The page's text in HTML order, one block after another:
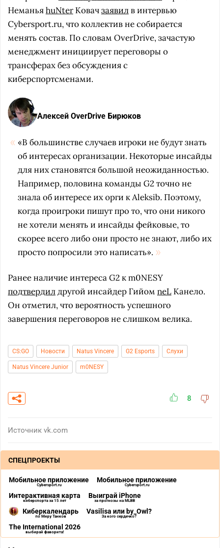
НеманьяhuNterКовачзаявилв интервью
Cybersport.ru, что коллектив не собирается
менять состав. По словам OverDrive, зачастую
менеджмент инициирует переговоры о
трансферах без обсуждения с
киберспортсменами.
Алексей OverDrive Бирюков
«В большинстве случаев игроки не будут знать
об интересах организации. Некоторые инсайды
для них становятся большой неожиданностью.
Например, половина команды G2 точно не
знала об интересе их орги к Aleksib. Поэтому,
когда проигроки пишут про то, что они никого
не хотели менять и инсайды фейковые, то
скорее всего либо они просто не знают, либо их
просто попросили это написать».
Ранее наличие интереса G2 к m0NESY
подтвердилдругой инсайдер Гийом neL Канело.
Он отметил, что вероятность успешного
завершения переговоров не слишком велика.
CS:GO Новости Natus Vincere G2 Esports Слухи
Natus Vincere Junior m0NESY
8
Источник vk.com
СПЕЦПРОЕКТЫ
Мобильное приложение
Cybersport.ru
Мобильное приложение
Cybersport.ru
Интерактивная карта
киберспорта за 15 лет
Выиграй iPhone
за прогнозы на MLBB
Киберкалендарь
по Миру Танков
Vasilisa или by_Owl?
За кого сердечко?
The International 2026
выбирай фаворита!